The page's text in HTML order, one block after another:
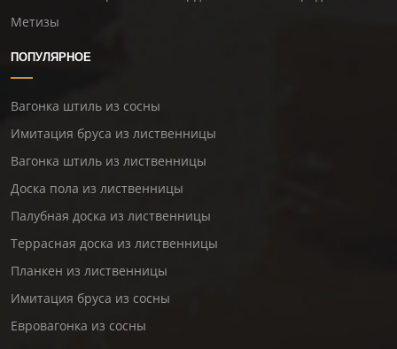
Метизы
ПОПУЛЯРНОЕ
Вагонка штиль из сосны
Имитация бруса из лиственницы
Вагонка штиль из лиственницы
Доска пола из лиственницы
Палубная доска из лиственницы
Террасная доска из лиственницы
Планкен из лиственницы
Имитация бруса из сосны
Евровагонка из сосны